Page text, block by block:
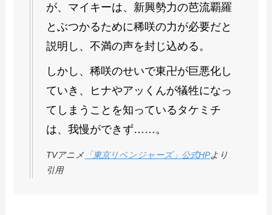
が、マイキーは、新興勢力の芭流覇羅
とぶつかるために稀咲の力が必要だと
説明し、不満の声を封じ込める。
しかし、稀咲のせいで東卍が巨悪化し
ていき、ヒナやアッくんが犠牲になっ
てしまうことを知っているタケミチ
は、我慢ができず……。
TVアニメ 「東京リベンジャーズ」公式HPより
引用